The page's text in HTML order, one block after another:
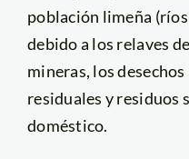
población limeña
debido a los relaves
mineras, los
residuales y residuos
doméstico.